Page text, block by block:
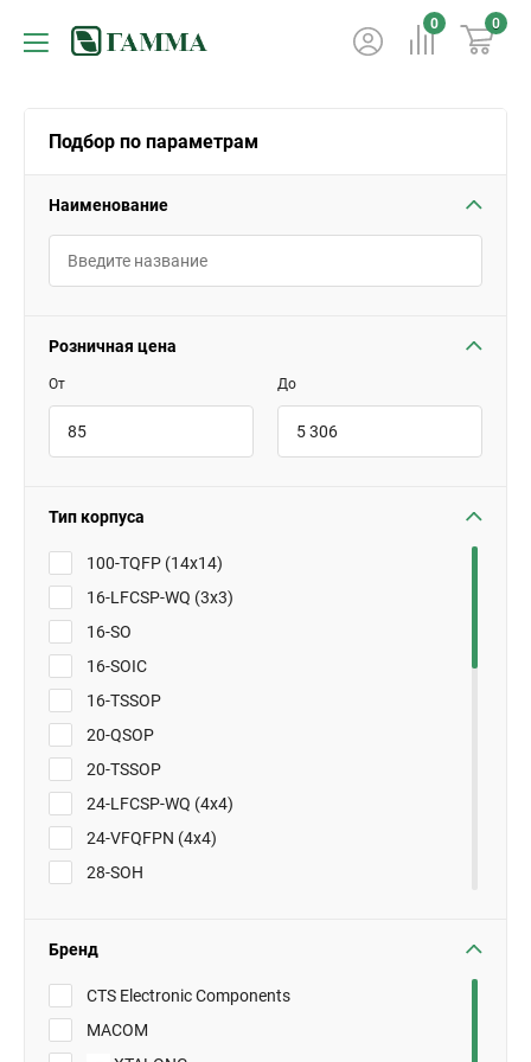
0 0
Подбор по параметрам
Наименование
Розничная цена
От До
Тип корпуса
100-TQFP (14x14)
16-LFCSP-WQ (3x3)
16-SO
16-SOIC
16-TSSOP
20-QSOP
20-TSSOP
24-LFCSP-WQ (4x4)
24-VFQFPN (4x4)
28-SOH
32-PLCC (13.97x11.43)
Бренд
CTS Electronic Components
MACOM